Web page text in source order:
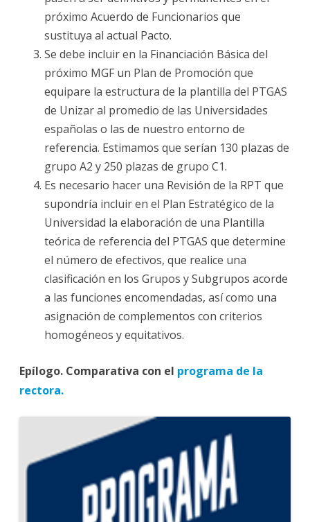
próximo Acuerdo de Funcionarios que
sustituya al actual Pacto.
Se debe incluir en la Financiación Básica del
próximo MGF un Plan de Promoción que
equipare la estructura de la plantilla del PTGAS
de Unizar al promedio de las Universidades
españolas o las de nuestro entorno de
referencia. Estimamos que serían 130 plazas de
grupo A2 y 250 plazas de grupo C1.
Es necesario hacer una Revisión de la RPT que
supondría incluir en el Plan Estratégico de la
Universidad la elaboración de una Plantilla
teórica de referencia del PTGAS que determine
el número de efectivos, que realice una
clasificación en los Grupos y Subgrupos acorde
a las funciones encomendadas, así como una
asignación de complementos con criterios
homogéneos y equitativos.
Epílogo. Comparativa con el programa de la
rectora.